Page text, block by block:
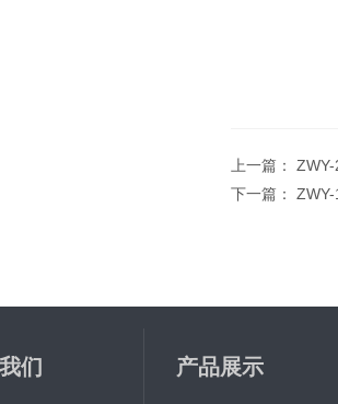
上一篇：
下一篇：
们 产品展示